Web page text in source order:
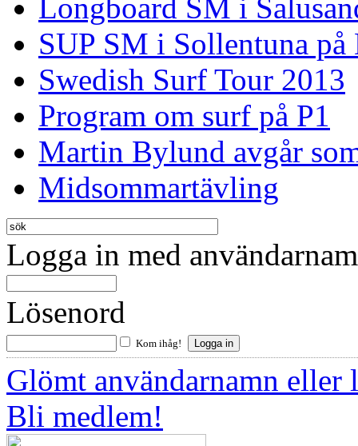
Longboard SM i
SUP SM i Sollentuna på
Swedish Surf Tour 2013
Program om surf på P1
Martin Bylund avgår
Midsommartävling
Logga in med
Lösenord
Kom ihåg!
Glömt användarnamn eller
Bli medlem!